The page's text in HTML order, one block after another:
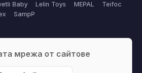
Baby Lelin Toys MEPAL
Teifoc
SampP
мрежа от сайтове